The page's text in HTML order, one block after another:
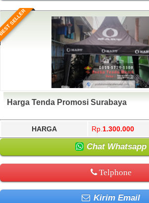
SELLER
Harga Tenda Promosi Surabaya
HARGA Rp. 1.300.000
Chat Whatsapp
Telphone
Kirim Email